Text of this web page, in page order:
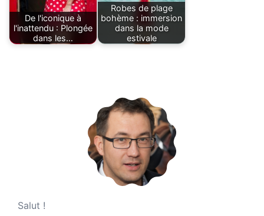
De l'iconique à
l'inattendu : Plongée
dans les…
Robes de plage
bohème : immersion
dans la mode
estivale
Salut !